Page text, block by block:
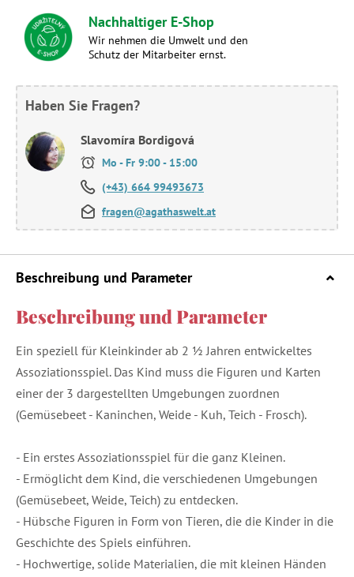
Nachhaltiger E-Shop
Wir nehmen die Umwelt und den
Schutz der Mitarbeiter ernst.
Haben Sie Fragen?
Slavomíra Bordigová
Mo - Fr 9:00 - 15:00
(+43) 664 99493673
fragen@agathaswelt.at
Beschreibung und Parameter
Beschreibung und Parameter
Ein speziell für Kleinkinder ab 2 ½ Jahren entwickeltes
Assoziationsspiel. Das Kind muss die Figuren und Karten
einer der 3 dargestellten Umgebungen zuordnen
(Gemüsebeet - Kaninchen, Weide - Kuh, Teich - Frosch).
- Ein erstes Assoziationsspiel für die ganz Kleinen.
- Ermöglicht dem Kind, die verschiedenen Umgebungen
(Gemüsebeet, Weide, Teich) zu entdecken.
- Hübsche Figuren in Form von Tieren, die die Kinder in die
Geschichte des Spiels einführen.
- Hochwertige, solide Materialien, die mit kleinen Händen